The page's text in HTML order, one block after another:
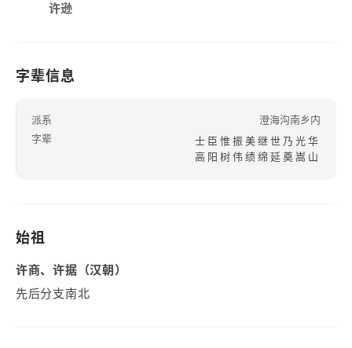
许逊
字辈信息
派系
澄海沟南乡内
字辈
士臣惟振美继世乃光华
高阳树伟绩绵延奠嵩山
始祖
许商、许据（汉朝）
先后分支南北